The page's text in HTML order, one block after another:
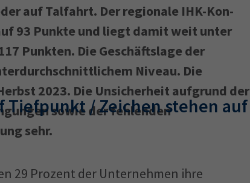
auf Talfahrt. Der regionale IHK-Kon­
93 Punkte und liegt damit weit unter
Punkten. Die Geschäftslage der
Niveau. Die
2023. Die Unsicherheit aufgrund der
sowie der fehlenden
sehr.
/ Zeichen stehen auf
29 Prozent der Unternehmen ihre